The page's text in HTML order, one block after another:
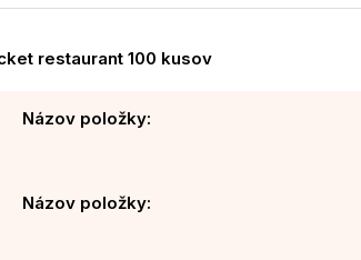
restaurant 100 kusov
Názov položky:
Názov položky: